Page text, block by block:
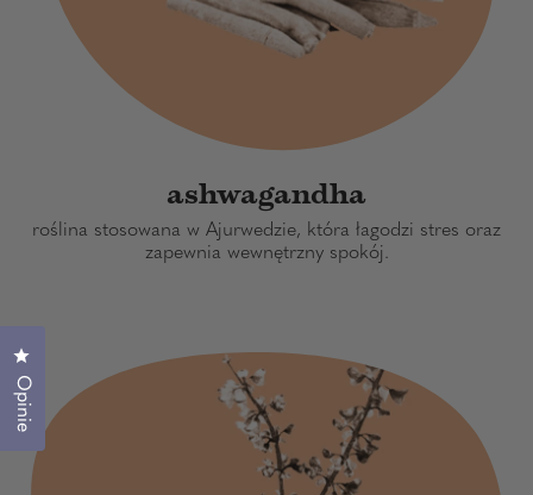
ashwagandha
roślina stosowana w Ajurwedzie, która łagodzi stres oraz
zapewnia wewnętrzny spokój.
Opinie
Kliknij, aby otworzyć okno dialogowe opinii